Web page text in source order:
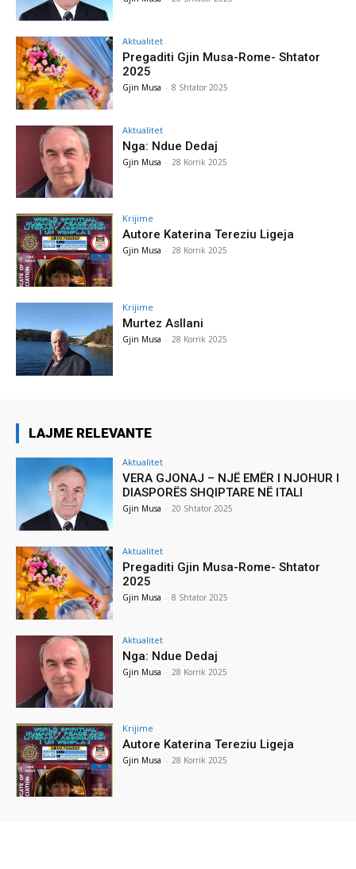
Aktualitet
Pregaditi Gjin Musa-Rome- Shtator
2025
Gjin Musa - 8 Shtator 2025
Aktualitet
Nga: Ndue Dedaj
Gjin Musa - 28 Korrik 2025
Krijime
Autore Katerina Tereziu Ligeja
Gjin Musa - 28 Korrik 2025
Krijime
Murtez Asllani
Gjin Musa - 28 Korrik 2025
LAJME RELEVANTE
Aktualitet
VERA GJONAJ – NJË EMËR I NJOHUR I
DIASPORËS SHQIPTARE NË ITALI
Gjin Musa - 20 Shtator 2025
Aktualitet
Pregaditi Gjin Musa-Rome- Shtator
2025
Gjin Musa - 8 Shtator 2025
Aktualitet
Nga: Ndue Dedaj
Gjin Musa - 28 Korrik 2025
Krijime
Autore Katerina Tereziu Ligeja
Gjin Musa - 28 Korrik 2025